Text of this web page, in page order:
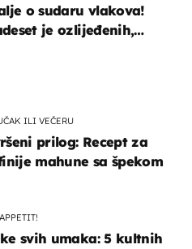
o sudaru vlakova!
je ozlijeđenih,
ILI VEČERU
prilog: Recept za
mahune sa špekom
svih umaka: 5 kultnih